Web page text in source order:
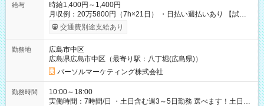
給与
時給1,400円～1,400円
月収例：20万5800円（7h×21日） ・日払い週払いあり 【試用
期間】試用期間なし
交通費別途支給あり
勤務地
広島市中区
広島県広島市中区（最寄り駅：八丁堀(広島県)）
パーソルマーケティング株式会社
勤務時間
10:00～18:00
実働時間：7時間/日 ・土日含む週3～5日勤務 選べます！土日も